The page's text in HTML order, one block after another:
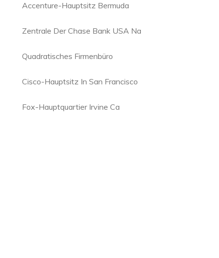
Accenture-Hauptsitz Bermuda
Zentrale Der Chase Bank USA Na
Quadratisches Firmenbüro
Cisco-Hauptsitz In San Francisco
Fox-Hauptquartier Irvine Ca